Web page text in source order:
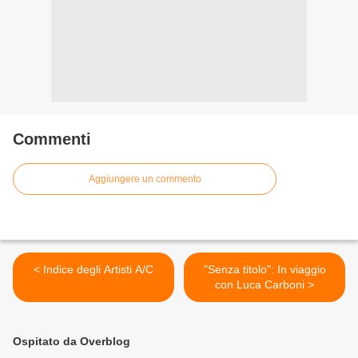
Commenti
Aggiungere un commento
< Indice degli Artisti A/C
"Senza titolo": In viaggio
con Luca Carboni >
Ospitato da Overblog